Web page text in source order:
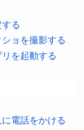
る
ョを撮影する
を起動する
電話をかける